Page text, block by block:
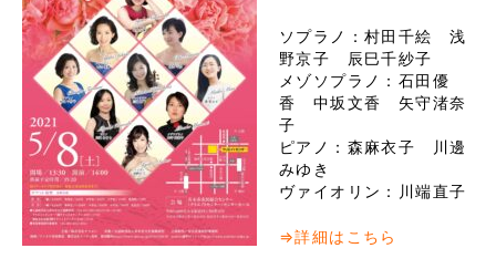
ソプラノ：村田千絵 浅
野京子 辰巳千紗子
メゾソプラノ：石田優
香 中坂文香 矢守渚奈
子
ピアノ：森麻衣子 川邊
みゆき
ヴァイオリン：川端直子
⇒詳細はこちら